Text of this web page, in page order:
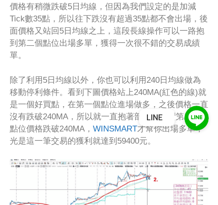
價格有稍微跌破5日均線，但因為我們設定的是加減
Tick數35點，所以往下跌沒有超過35點都不會出場，後
面價格又站回5日均線之上，這段長線操作可以一路抱
到第二個點位出場多單，獲得一次很不錯的交易成績
單。
除了利用5日均線以外，你也可以利用240日均線做為
移動停利條件。看到下圖價格站上240MA(紅色的線)就
是一個好買點，在第一個點位進場做多，之後價格一直
沒有跌破240MA，所以就一直抱著部位，直到第二個
點位價格跌破240MA， WINSMART才幫你出場多單，
光是這一筆交易的獲利就達到59400元。
LINE